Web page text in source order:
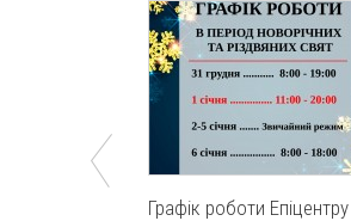
Графік роботи Епіцентру